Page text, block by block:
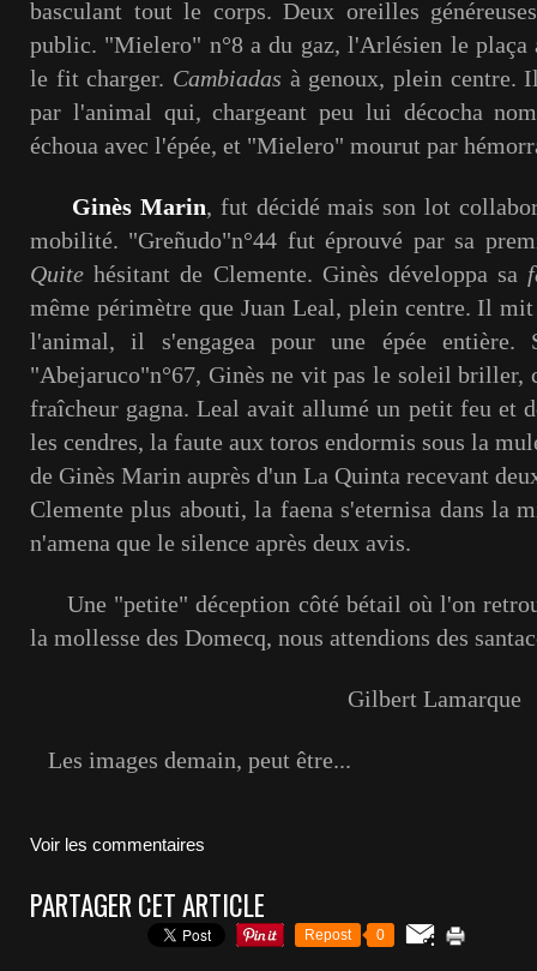
basculant tout le corps. Deux oreilles
public. "Mielero" n°8 a du gaz, l'Arlésien le plaça
le fit charger. Cambiadas à genoux, plein
par l'animal qui, chargeant peu lui décocha
échoua avec l'épée, et "Mielero" mourut par
Ginès Marin, fut décidé mais son lot
mobilité. "Greñudo"n°44 fut éprouvé par sa
Quite hésitant de Clemente. Ginès développa sa
même périmètre que Juan Leal, plein centre. Il
l'animal, il s'engagea pour une épée entière.
"Abejaruco"n°67, Ginès ne vit pas le soleil briller,
fraîcheur gagna. Leal avait allumé un petit feu et
les cendres, la faute aux toros endormis sous la
de Ginès Marin auprès d'un La Quinta recevant
Clemente plus abouti, la faena s'eternisa dans la
n'amena que le silence après deux avis.
Une "petite" déception côté bétail où l'on
la mollesse des Domecq, nous attendions des
Gilbert Lamarque
Les images demain, peut être...
Voir les commentaires
PARTAGER CET ARTICLE
Repost 0